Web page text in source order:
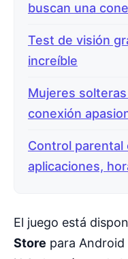
buscan una
Test de visión
increíble
Mujeres
conexión
Control parental
aplicaciones,
El juego está
Store para Android